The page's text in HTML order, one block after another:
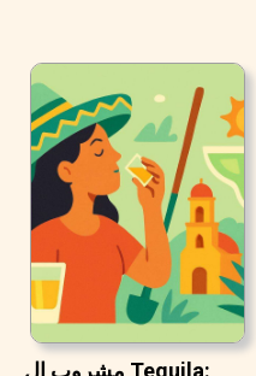
مشروب ال Tequila: